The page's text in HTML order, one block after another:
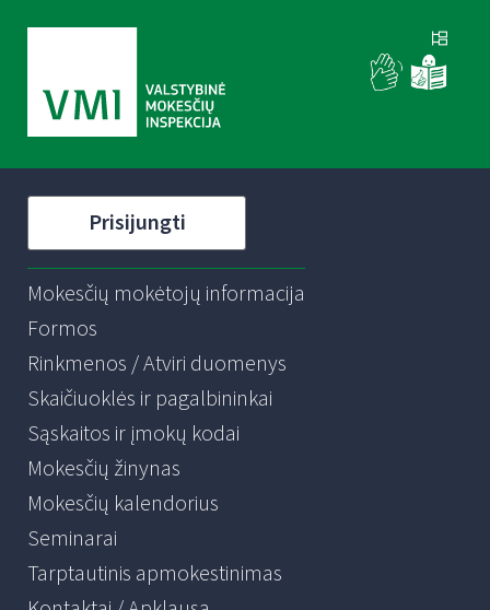
Prisijungti
Mokesčių mokėtojų informacija
Formos
Rinkmenos / Atviri duomenys
Skaičiuoklės ir pagalbininkai
Sąskaitos ir įmokų kodai
Mokesčių žinynas
Mokesčių kalendorius
Seminarai
Tarptautinis apmokestinimas